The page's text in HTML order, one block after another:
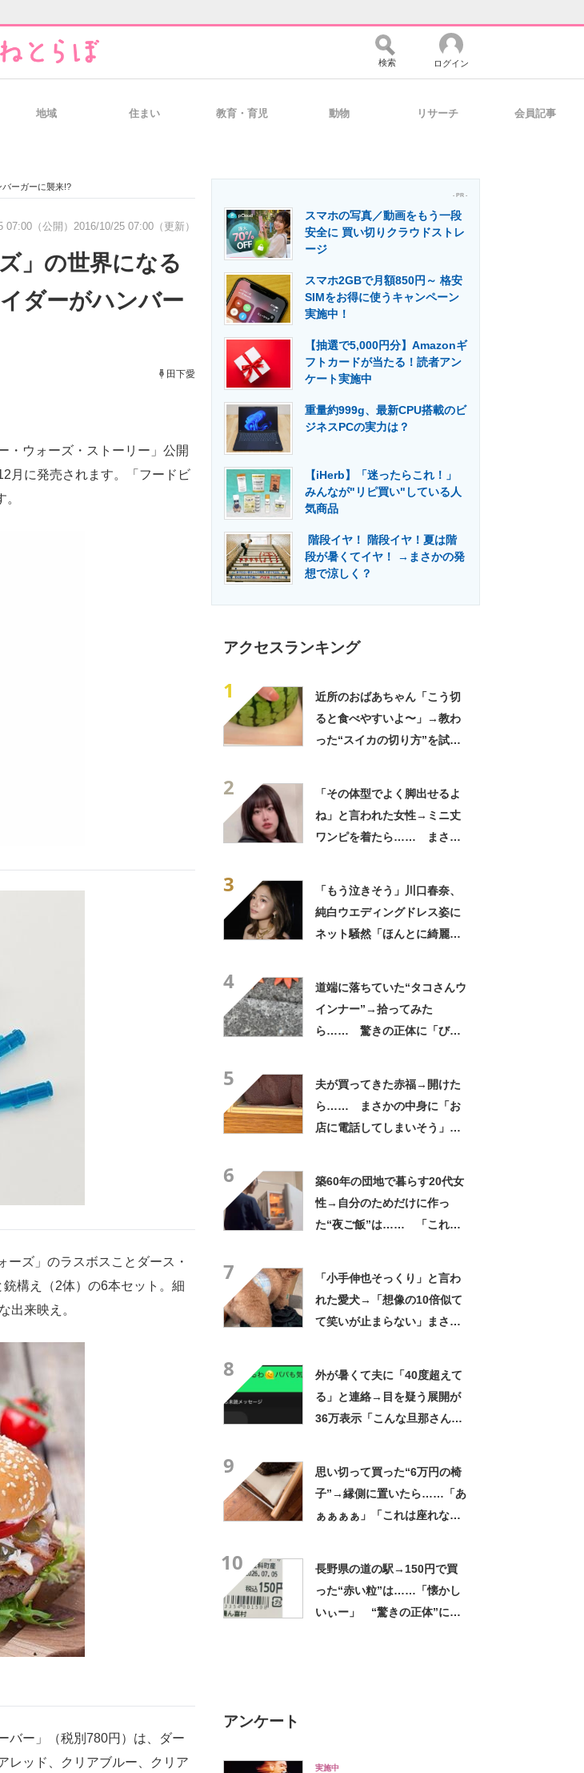
経営リーダーのコミュニティ マーケ×ITの今がよく分かる
製品の技術・比較・事例 製造業のIT導入・活用を支援
エネルギーの専門メディア 建設×テクノロジーの最前線
検索 ログイン
地域 住まい 教育・育児 動物 リサーチ 会員記事
バーガーに襲来!?
07:00（公開） 2016/10/25 07:00（更新）
」の世界になる
ダーがハンバー
田下愛
・ウォーズ・ストーリー」公開
月に発売されます。「フードビ
ズ」のラスボスことダース・
構え（2体）の6本セット。細
出来映え。
ー」（税別780円）は、ダー
レッド、クリアブルー、クリア
- PR -
スマホの写真／動画をもう一段
安全に 買い切りクラウドストレ
ージ
スマホ2GBで月額850円～ 格安
SIMをお得に使うキャンペーン
実施中！
【抽選で5,000円分】Amazonギ
フトカードが当たる！読者アン
ケート実施中
重量約999g、最新CPU搭載のビ
ジネスPCの実力は？
【iHerb】「迷ったらこれ！」
みんなが"リピ買い"している人
気商品
階段イヤ！ 階段イヤ！夏は階
段が暑くてイヤ！ →まさかの発
想で涼しく？
アクセスランキング
1
近所のおばあちゃん「こう切
ると食べやすいよ〜」→教わ
った“スイカの切り方”を試し
2
「その体型でよく脚出せるよ
ね」と言われた女性→ミニ丈
ワンピを着たら…… まさか
3
「もう泣きそう」川口春奈、
純白ウエディングドレス姿に
ネット騒然「ほんとに綺麗」
4
道端に落ちていた“タコさんウ
インナー”→拾ってみた
ら…… 驚きの正体に「びっ
5
夫が買ってきた赤福→開けた
ら…… まさかの中身に「お
店に電話してしまいそう」
6
築60年の団地で暮らす20代女
性→自分のためだけに作っ
た“夜ご飯”は…… 「これぞ
7
「小手伸也そっくり」と言わ
れた愛犬→「想像の10倍似て
て笑いが止まらない」まさか
8
外が暑くて夫に「40度超えて
る」と連絡→目を疑う展開が
36万表示「こんな旦那さん羨
9
思い切って買った“6万円の椅
子”→縁側に置いたら……「あ
ぁぁぁぁ」「これは座れな
10
長野県の道の駅→150円で買
った“赤い粒”は……「懐かし
いぃー」 “驚きの正体”に
アンケート
実施中